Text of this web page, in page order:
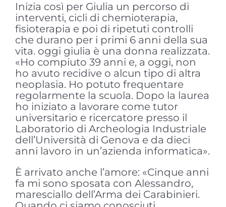
Inizia così per Giulia un percorso di
interventi, cicli di chemioterapia,
fisioterapia e poi di ripetuti controlli
che durano per i primi 6 anni della sua
vita. oggi giulia è una donna realizzata.
«Ho compiuto 39 anni e, a oggi, non
ho avuto recidive o alcun tipo di altra
neoplasia. Ho potuto frequentare
regolarmente la scuola. Dopo la laurea
ho iniziato a lavorare come tutor
universitario e ricercatore presso il
Laboratorio di Archeologia Industriale
dell’Università di Genova e da dieci
anni lavoro in un’azienda informatica».
È arrivato anche l’amore: «Cinque anni
fa mi sono sposata con Alessandro,
maresciallo dell’Arma dei Carabinieri.